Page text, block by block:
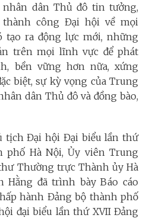
nhân dân Thủ đô tin tưởng,
công Đại hội về mọi
tạo ra động lực mới, những
trên mọi lĩnh vực để phát
bền vững hơn nữa, xứng
biệt, sự kỳ vọng của Trung
dân Thủ đô và đồng bào,
tịch Đại hội Đại biểu lần thứ
phố Hà Nội, Ủy viên Trung
Thường trực Thành ủy Hà
Hằng đã trình bày Báo cáo
hành Đảng bộ thành phố
đại biểu lần thứ XVII Đảng